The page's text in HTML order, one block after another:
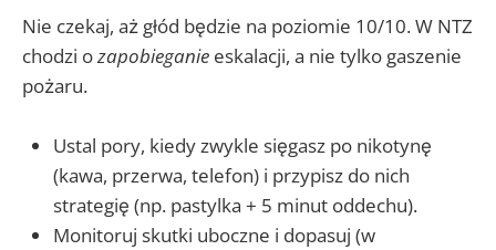
Nie czekaj, aż głód będzie na poziomie 10/10. W NTZ
chodzi ozapobieganie eskalacji, a nie tylko gaszenie
pożaru.
Ustal pory, kiedy zwykle sięgasz po nikotynę
(kawa, przerwa, telefon) i przypisz do nich
strategię (np. pastylka + 5 minut oddechu).
Monitoruj skutki uboczne i dopasuj (w